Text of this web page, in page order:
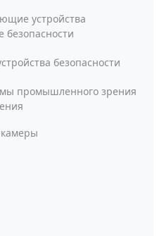
устройства
безопасности
безопасности
промышленного зрения